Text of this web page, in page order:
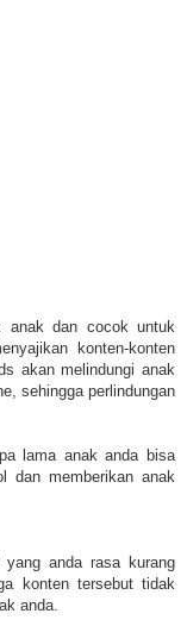
anak dan cocok untuk
konten-konten
akan melindungi anak
sehingga perlindungan
lama anak anda bisa
dan memberikan anak
anda rasa kurang
konten tersebut tidak
anda.